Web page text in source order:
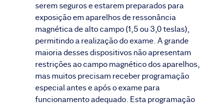
serem seguros e estarem preparados para
exposição em aparelhos de ressonância
magnética de alto campo (1,5 ou 3,0 teslas),
permitindo a realização do exame. A grande
maioria desses dispositivos não apresentam
restrições ao campo magnético dos aparelhos,
mas muitos precisam receber programação
especial antes e após o exame para
funcionamento adequado. Esta programação